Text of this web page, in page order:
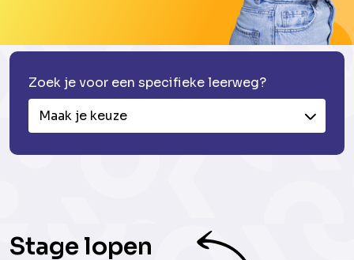
Zoek je voor een specifieke leerweg?
Maak je keuze
Stage lopen